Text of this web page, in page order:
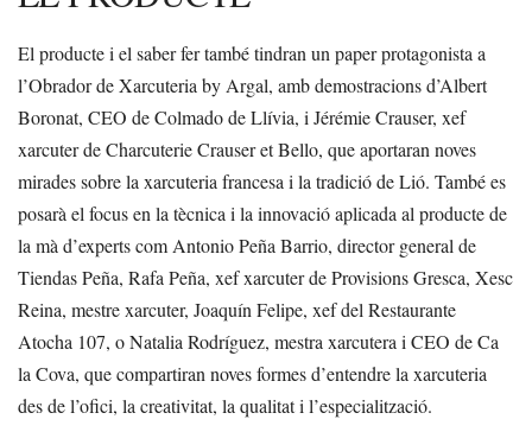
El producte i el saber fer també tindran un paper protagonista a
l’Obrador de Xarcuteria by Argal, amb demostracions d’Albert
Boronat, CEO de Colmado de Llívia, i Jérémie Crauser, xef
xarcuter de Charcuterie Crauser et Bello, que aportaran noves
mirades sobre la xarcuteria francesa i la tradició de Lió. També es
posarà el focus en la tècnica i la innovació aplicada al producte de
la mà d’experts com Antonio Peña Barrio, director general de
Tiendas Peña, Rafa Peña, xef xarcuter de Provisions Gresca, Xesc
Reina, mestre xarcuter, Joaquín Felipe, xef del Restaurante
Atocha 107, o Natalia Rodríguez, mestra xarcutera i CEO de Ca
la Cova, que compartiran noves formes d’entendre la xarcuteria
des de l’ofici, la creativitat, la qualitat i l’especialització.